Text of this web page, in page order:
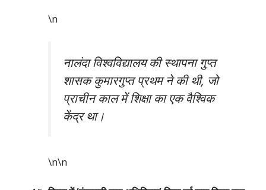
\n
नालंदा विश्वविद्यालय की स्थापना गुप्त
शासक कुमारगुप्त प्रथम ने की थी, जो
प्राचीन काल में शिक्षा का एक वैश्विक
केंद्र था।
\n\n